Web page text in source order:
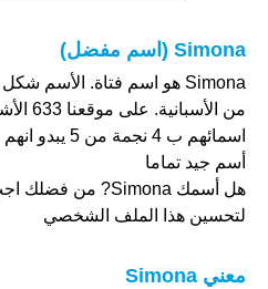
Simona (اسم مفضل)
اسمائهم ب 4
أسم جيد تماما
هل أسمك Simona? من فضلك اجب على
لتحسين هذا الملف الشخصي
معني Simona